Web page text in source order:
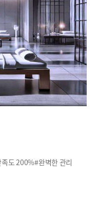
도 200%#완벽한 관리